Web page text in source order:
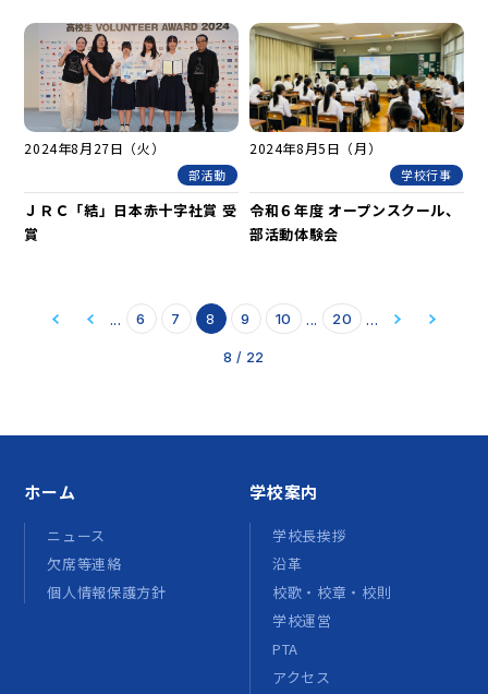
2024年8月27日（火）
部活動
ＪＲＣ「結」日本赤十字社賞 受
賞
2024年8月5日（月）
学校行事
令和６年度 オープンスクール、
部活動体験会
8 / 22
... 6 7 8 9 10 ... 20 ...
ホーム
ニュース
欠席等連絡
個人情報保護方針
学校案内
学校長挨拶
沿革
校歌・校章・校則
学校運営
PTA
アクセス